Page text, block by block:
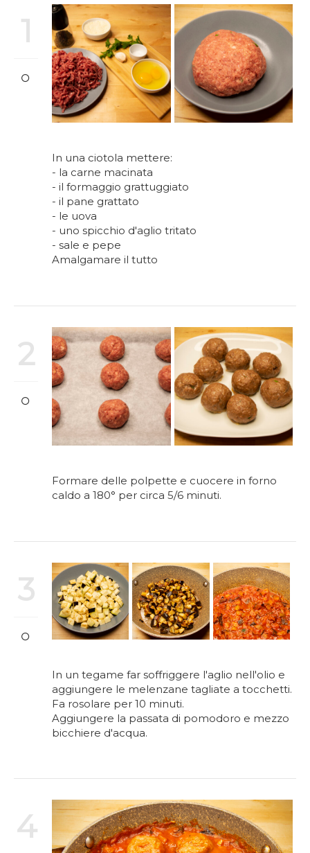
1
In una ciotola mettere:
- la carne macinata
- il formaggio grattuggiato
- il pane grattato
- le uova
- uno spicchio d'aglio tritato
- sale e pepe
Amalgamare il tutto
2
Formare delle polpette e cuocere in forno
caldo a 180° per circa 5/6 minuti.
3
In un tegame far soffriggere l'aglio nell'olio e
aggiungere le melenzane tagliate a tocchetti.
Fa rosolare per 10 minuti.
Aggiungere la passata di pomodoro e mezzo
bicchiere d'acqua.
4